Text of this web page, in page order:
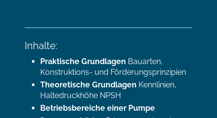
Inhalte:
Praktische Grundlagen Bauarten,
Konstruktions- und Förderungsprinzipien
Theoretische Grundlagen Kennlinien,
Haltedruckhöhe NPSH
Betriebsbereiche einer Pumpe